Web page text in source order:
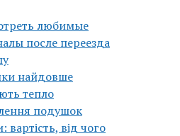
любимые
после переезда
найдовше
тепло
подушок
вартість, від чого